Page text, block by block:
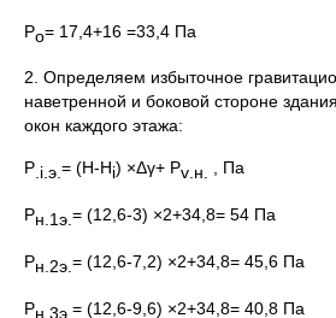
Pо= 17,4+16 =33,4 Па
2. Определяем избыточное
наветренной и боковой стороне
окон каждого этажа:
P.i.э.= (Н-Нi) ×Δγ+ Pv.н. , Па
Pн.1э. = (12,6-3) ×2+34,8= 54 Па
Pн.2э. = (12,6-7,2) ×2+34,8= 45,6 Па
Pн.3э. = (12,6-9,6) ×2+34,8= 40,8 Па